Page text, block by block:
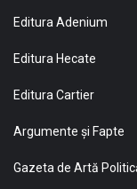
Editura Adenium
Editura Hecate
Editura Cartier
Argumente și Fapte
Gazeta de Artă